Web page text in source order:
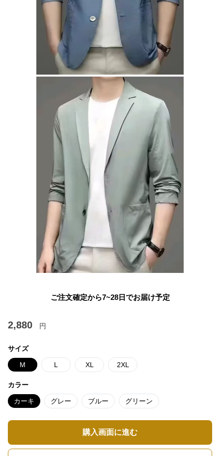
ご注文確定から7~28日でお届け予定
2,880 円
サイズ
M L XL 2XL
カラー
カーキ グレー ブルー グリーン
購入画面に進む